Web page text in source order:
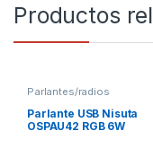
Productos
Parlantes/radios
Parlante USB Nisuta
OSPAU42 RGB 6W